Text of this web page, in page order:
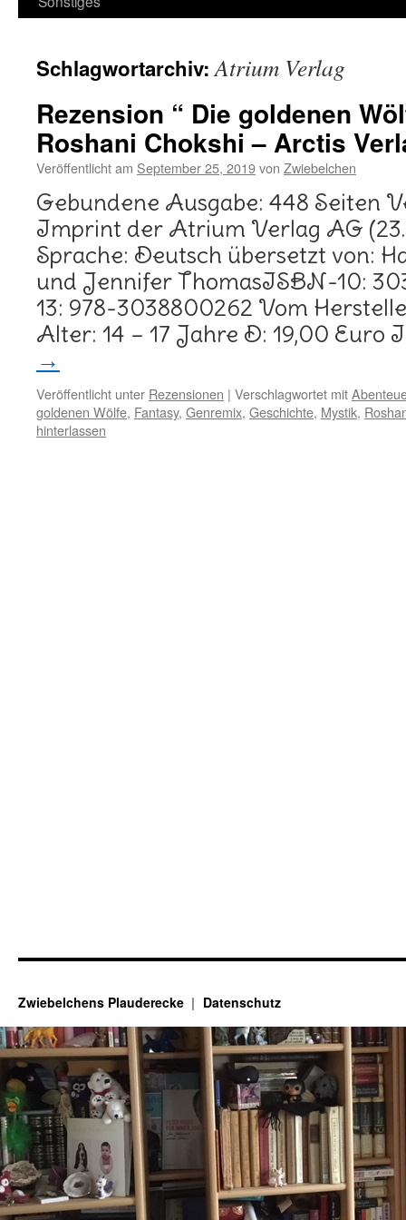
Schlagwortarchiv:Atrium Verlag
Rezension “ Die goldenen
Roshani Chokshi – Arctis
Veröffentlicht am September 25, 2019von Zwiebelchen
Gebundene Ausgabe: 448 Seiten
Imprint der Atrium Verlag AG
Sprache: Deutsch übersetzt von:
und Jennifer ThomasISBN-10:
13: 978-3038800262 Vom
Alter: 14 – 17 Jahre D: 19,00 Euro
→
Veröffentlicht unter Rezensionen | Verschlagwortet mit
goldenen Wölfe, Fantasy, Genremix, Geschichte, Mystik,
hinterlassen
Zwiebelchens Plauderecke Datenschutz